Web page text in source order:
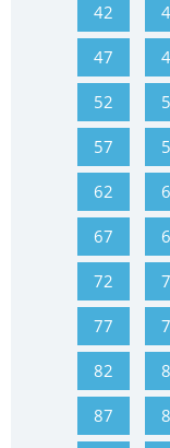
42
47
52
57
62
67
72
77
82
87